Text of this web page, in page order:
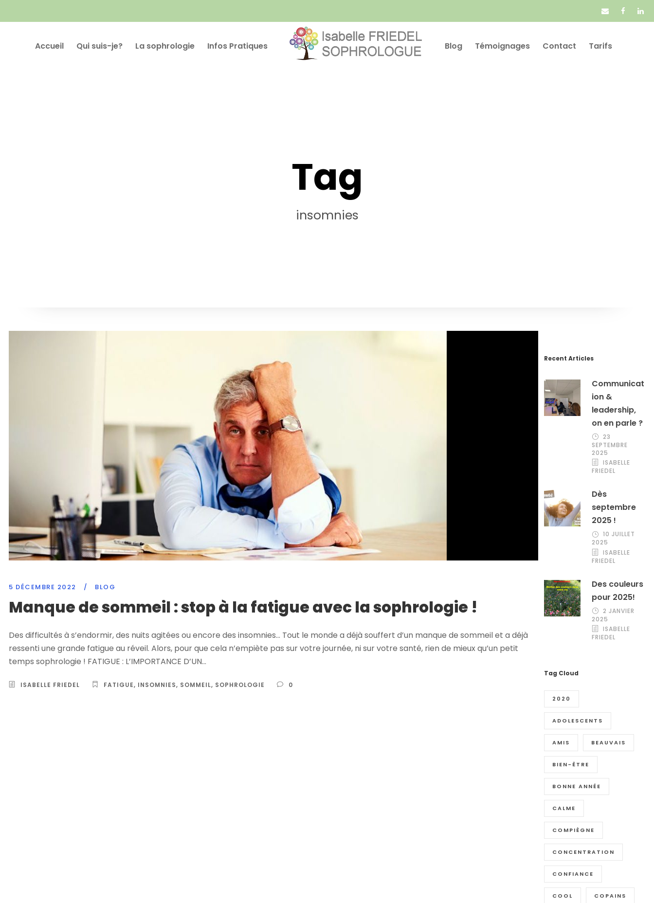
Accueil Qui suis-je? La sophrologie Infos Pratiques Blog Témoignages Contact Tarifs
Tag
insomnies
5 DÉCEMBRE 2022 / BLOG
Manque de sommeil : stop à la fatigue avec la sophrologie !
Des difficultés à s’endormir, des nuits agitées ou encore des insomnies… Tout le monde a déjà souffert d’un manque de sommeil et a déjà
ressenti une grande fatigue au réveil. Alors, pour que cela n’empiète pas sur votre journée, ni sur votre santé, rien de mieux qu’un petit
temps sophrologie ! FATIGUE : L’IMPORTANCE D’UN...
ISABELLE FRIEDEL FATIGUE, INSOMNIES, SOMMEIL, SOPHROLOGIE 0
Recent Articles
Communicat
ion &
leadership,
on en parle ?
23
SEPTEMBRE
2025
ISABELLE
FRIEDEL
Dès
septembre
2025 !
10 JUILLET
2025
ISABELLE
FRIEDEL
Des couleurs
pour 2025!
2 JANVIER
2025
ISABELLE
FRIEDEL
Tag Cloud
2020
ADOLESCENTS
AMIS BEAUVAIS
BIEN-ÊTRE
BONNE ANNÉE
CALME
COMPIÈGNE
CONCENTRATION
CONFIANCE
COOL COPAINS